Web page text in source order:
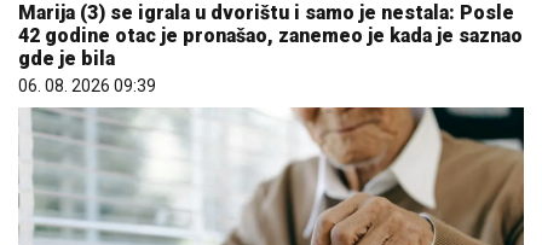
Marija (3) se igrala u dvorištu i samo je nestala: Posle
42 godine otac je pronašao, zanemeo je kada je saznao
gde je bila
06. 08. 2026 09:39